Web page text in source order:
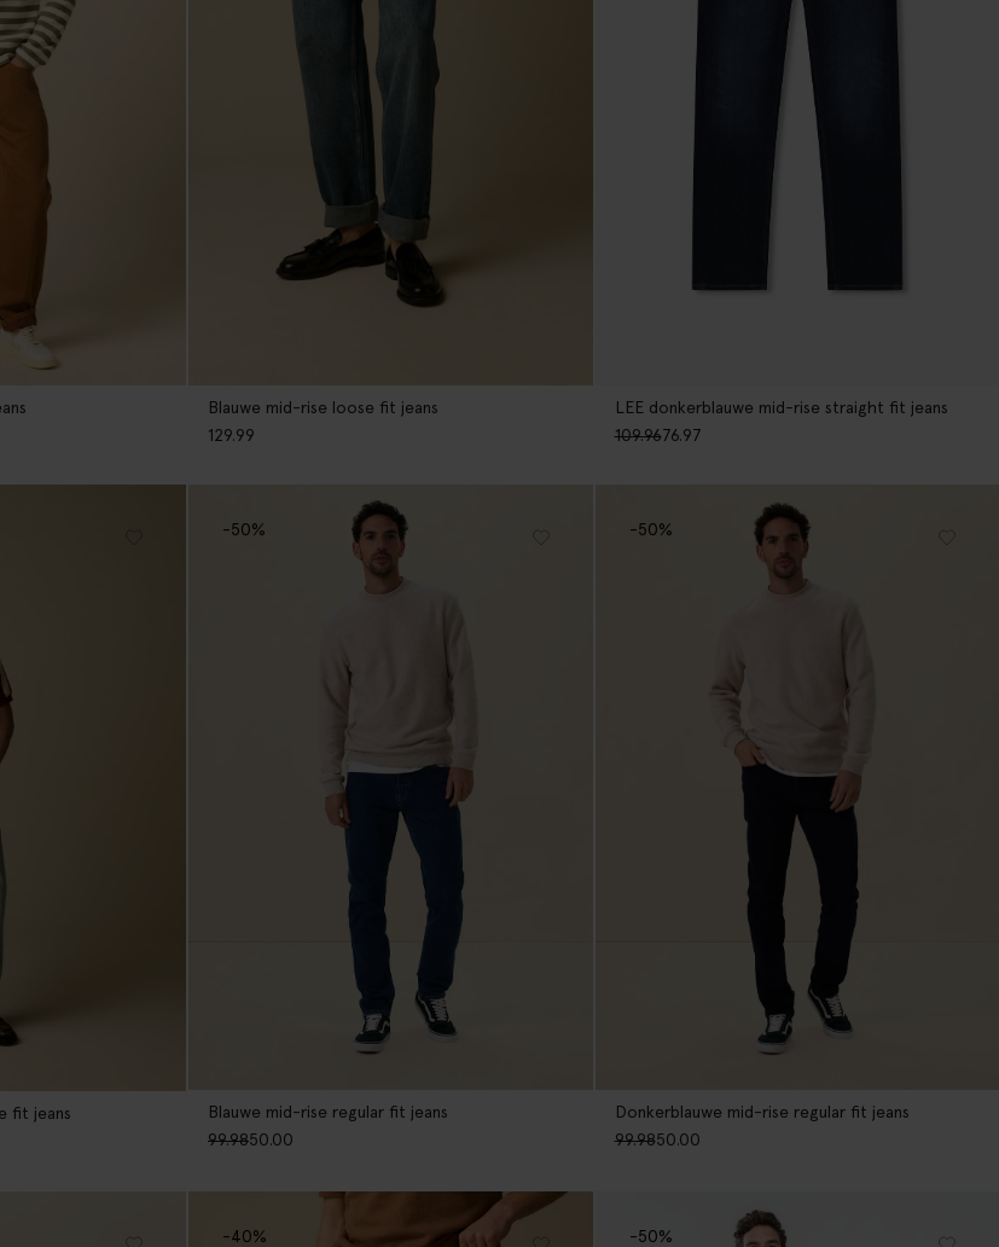
Blauwe mid-rise loose fit jeans
129.99
LEE donkerblauwe mid-rise straight fit jeans
109.9676.97
fit jeans
Blauwe mid-rise regular fit jeans
99.9850.00
-50%
Donkerblauwe mid-rise regular fit jeans
99.9850.00
-50%
-40% -50%